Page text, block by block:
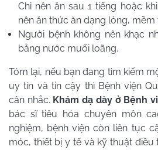
Chỉ nên ăn sau 1 tiếng hoặc
nên ăn thức ăn dạng lỏng, mềm
Người bệnh không nên khạc
bằng nước muối loãng.
Tóm lại, nếu bạn đang tìm kiếm
uy tín và tin cậy thì Bệnh viện
cân nhắc. Khám dạ dày ở Bệnh
bác sĩ tiêu hóa chuyên môn
nghiệm, bệnh viện còn liên tục
móc, thiết bị y tế và kỹ thuật điều